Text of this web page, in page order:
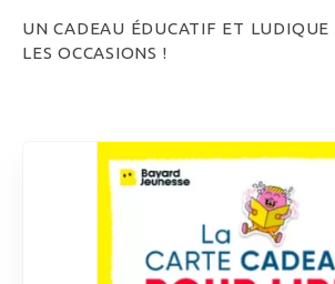
UN CADEAU ÉDUCATIF ET LUDIQUE
LES OCCASIONS !